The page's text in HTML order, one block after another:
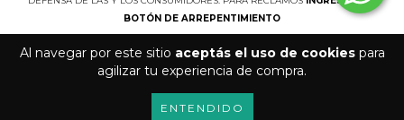
Al navegar por este sitio aceptás el uso de cookiespara
agilizar tu experiencia de compra.
ENTENDIDO
BOTÓN DE ARREPENTIMIENTO